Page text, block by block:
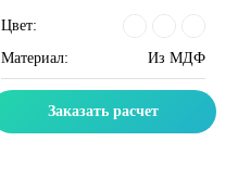
Цвет:
Материал:
Из МДФ
Заказать расчет